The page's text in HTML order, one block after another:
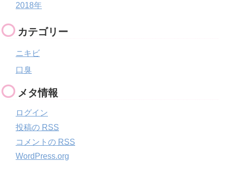
2018年
カテゴリー
ニキビ
口臭
メタ情報
ログイン
投稿の RSS
コメントの RSS
WordPress.org